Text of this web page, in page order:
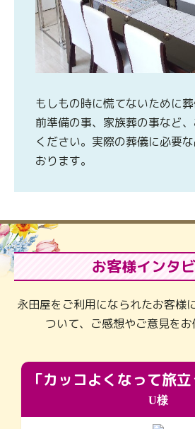
もしもの時に慌てないために
前準備の事、家族葬の事など
ください。実際の葬儀に必要
おります。
お客様インタ
永田屋をご利用になられたお客様
ついて、ご感想やご意見をお
U様